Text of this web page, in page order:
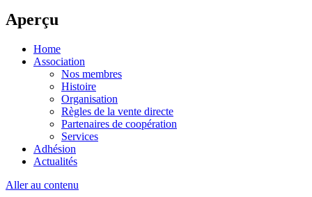
Aperçu
Home
Association
Nos membres
Histoire
Organisation
Règles de la vente directe
Partenaires de coopération
Services
Adhésion
Actualités
Aller au contenu